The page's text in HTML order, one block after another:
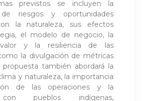
previstos se incluyen la
de riesgos y oportunidades
la naturaleza, sus efectos
el modelo de negocio, la
y la resiliencia de las
la divulgación de métricas
también abordará la
y naturaleza, la importancia
de las operaciones y la
con pueblos indígenas,